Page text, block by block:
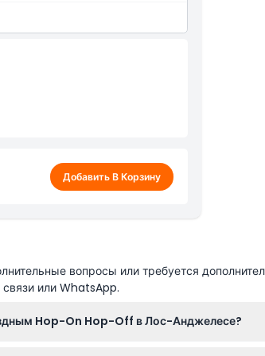
Добавить В Корзину
вопросы или требуется
или WhatsApp.
Hop-On Hop-Off в Лос-Анджелесе?